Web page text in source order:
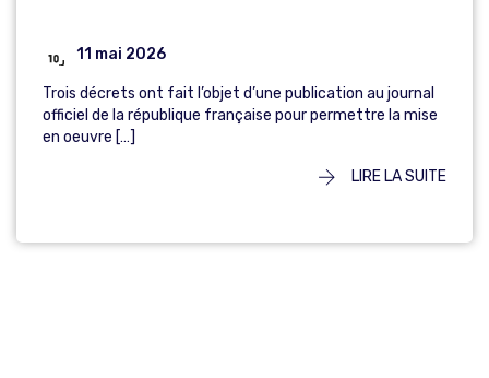
11 mai 2026
Trois décrets ont fait l’objet d’une publication au journal
officiel de la république française pour permettre la mise
en oeuvre […]
LIRE LA SUITE